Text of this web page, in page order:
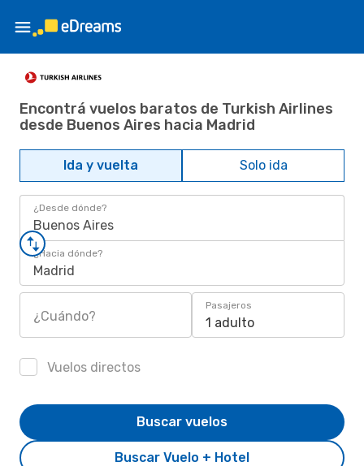
Encontrá vuelos baratos de Turkish Airlines
desde Buenos Aires hacia Madrid
Ida y vuelta Solo ida
¿Desde dónde?
Buenos Aires
¿Hacia dónde?
Madrid
¿Cuándo?
Pasajeros
1 adulto
Vuelos directos
Buscar Vuelo + Hotel
Buscar vuelos